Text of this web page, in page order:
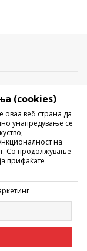
содржината од
или целосно a се
содржини, ниту
објавуваат или да
од БДС.МК
на производот,
гарантираме дака
Сите прикажани
Достапноста на
(cookies)
веб страна да
унапредување се
на
Со продолжување
прифаќате